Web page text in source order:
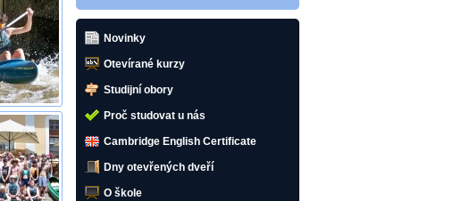
Novinky
Otevírané kurzy
Studijní obory
Proč studovat u nás
Cambridge English Certificate
Dny otevřených dveří
O škole